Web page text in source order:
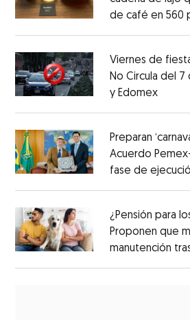
de café en 560
Viernes de
No Circula del
y Edomex
Preparan
Acuerdo
fase de
¿Pensión para
Proponen que
manutención